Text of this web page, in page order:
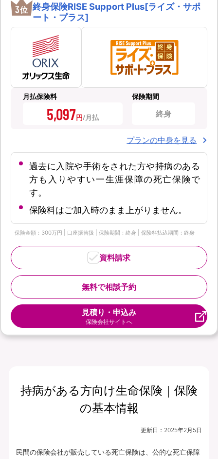
3位 終身保険RISE Support Plus[ライズ・サポ
ート・プラス]
月払保険料
5,097円
保険期間
終身
プランの中身を見る
過去に入院や手術をされた方や持病のある
方も入りやすい一生涯保障の死亡保険で
す。
保険料はご加入時のまま上がりません。
保険金額：300万円 | 口座振替扱 | 保険期間：終身 | 保険料払込期間：終身
無料で相談予約
資料請求
見積り・申込み
保険会社サイトへ
持病がある方向け生命保険｜保険
の基本情報
更新日： 2025年2月5日
民間の保険会社が販売している死亡保険は、公的な死亡保障